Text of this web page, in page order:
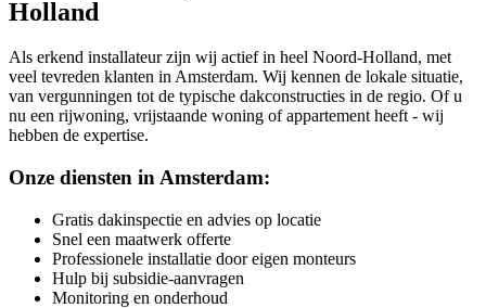
Holland
Als erkend installateur zijn wij actief in heel Noord-Holland, met
veel tevreden klanten in Amsterdam. Wij kennen de lokale situatie,
van vergunningen tot de typische dakconstructies in de regio. Of u
nu een rijwoning, vrijstaande woning of appartement heeft - wij
hebben de expertise.
Onze diensten in Amsterdam:
Gratis dakinspectie en advies op locatie
Snel een maatwerk offerte
Professionele installatie door eigen monteurs
Hulp bij subsidie-aanvragen
Monitoring en onderhoud